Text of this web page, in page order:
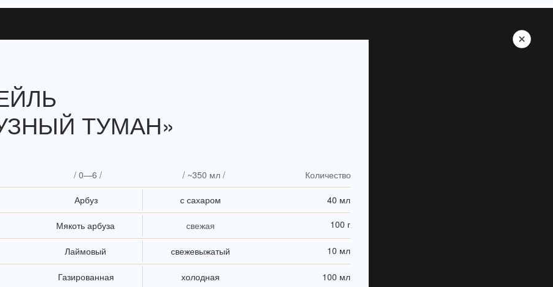
ТУМАН»
Количество
/ ~350 мл /
/ 0—6 /
Газированная
Лаймовый
Мякоть арбуза
Арбуз
холодная
свежевыжатый
свежая
с сахаром
100 мл
10 мл
100 г
40 мл